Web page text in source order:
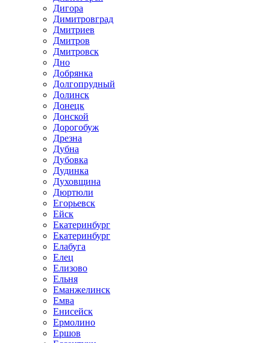
Дигора
Димитровград
Дмитриев
Дмитров
Дмитровск
Дно
Добрянка
Долгопрудный
Долинск
Донецк
Донской
Дорогобуж
Дрезна
Дубна
Дубовка
Дудинка
Духовщина
Дюртюли
Егорьевск
Ейск
Екатеринбург
Екатеринбург
Елабуга
Елец
Елизово
Ельня
Еманжелинск
Емва
Енисейск
Ермолино
Ершов